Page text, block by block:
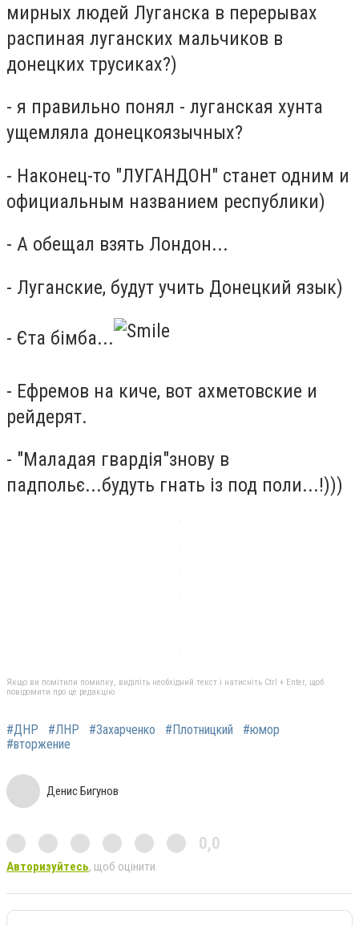
мирных людей Луганска в перерывах
распиная луганских мальчиков в
донецких трусиках?)
- я правильно понял - луганская хунта
ущемляла донецкоязычных?
- Наконец-то "ЛУГАНДОН" станет одним и
официальным названием республики)
- А обещал взять Лондон...
- Луганские, будут учить Донецкий язык)
- Єта бімба...
- Ефремов на киче, вот ахметовские и
рейдерят.
- "Маладая гвардія"знову в
падпольє...будуть гнать із под поли...!)))
Якщо ви помітили помилку, виділіть необхідний текст і натисніть Ctrl + Enter, щоб
повідомити про це редакцію
#ДНР #ЛНР #Захарченко #Плотницкий
#юмор
#вторжение
Денис Бигунов
0,0
Авторизуйтесь, щоб оцінити